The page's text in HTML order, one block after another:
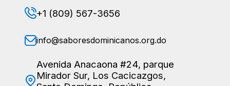
+1 (809) 567-3656
info@saboresdominicanos.org.do
Avenida Anacaona #24, parque
Mirador Sur, Los Cacicazgos,